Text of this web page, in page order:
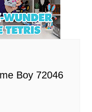
Boy 72046